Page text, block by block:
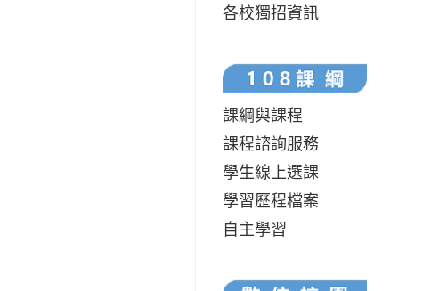
各校獨招資訊
課綱與課程
課程諮詢服務
學生線上選課
學習歷程檔案
自主學習